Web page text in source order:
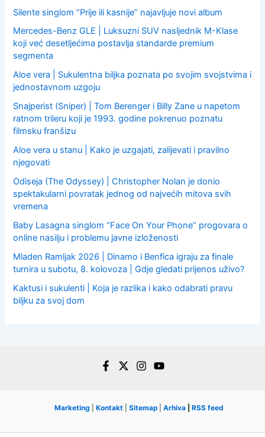
Silente singlom “Prije ili kasnije” najavljuje novi album
Mercedes-Benz GLE | Luksuzni SUV nasljednik M-Klase
koji već desetljećima postavlja standarde premium
segmenta
Aloe vera | Sukulentna biljka poznata po svojim svojstvima i
jednostavnom uzgoju
Snajperist (Sniper) | Tom Berenger i Billy Zane u napetom
ratnom trileru koji je 1993. godine pokrenuo poznatu
filmsku franšizu
Aloe vera u stanu | Kako je uzgajati, zalijevati i pravilno
njegovati
Odiseja (The Odyssey) | Christopher Nolan je donio
spektakularni povratak jednog od najvećih mitova svih
vremena
Baby Lasagna singlom “Face On Your Phone” progovara o
online nasilju i problemu javne izloženosti
Mladen Ramljak 2026 | Dinamo i Benfica igraju za finale
turnira u subotu, 8. kolovoza | Gdje gledati prijenos uživo?
Kaktusi i sukulenti | Koja je razlika i kako odabrati pravu
biljku za svoj dom
Marketing Kontakt Sitemap Arhiva RSS feed